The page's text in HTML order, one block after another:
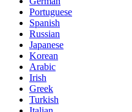
Portuguese
Spanish
Russian
Japanese
Korean
Arabic
Irish
Greek
Turkish